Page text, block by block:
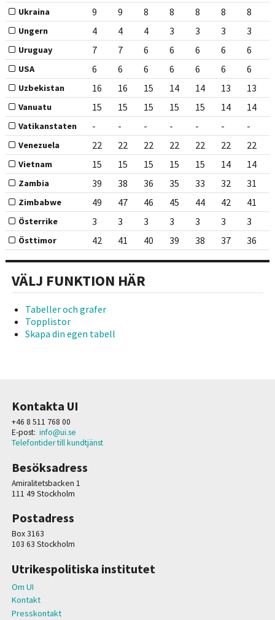
Ukraina 9 9 8 8 8 8 8
Ungern 4 4 4 3 3 3 3
Uruguay 7 7 6 6 6 6 6
USA 6 6 6 6 6 6 6
Uzbekistan 16 16 15 14 14 13 13
Vanuatu 15 15 15 15 15 14 14
Vatikanstaten - - - - - - -
Venezuela 22 22 22 22 22 22 22
Vietnam 15 15 15 15 15 14 14
Zambia 39 38 36 35 33 32 31
Zimbabwe 49 47 46 45 44 42 41
Österrike 3 3 3 3 3 3 3
Östtimor 42 41 40 39 38 37 36
VÄLJ FUNKTION HÄR
Tabeller och grafer
Topplistor
Skapa din egen tabell
Kontakta UI
+46 8 511 768 00
E-post: info@ui.se
Telefontider till kundtjänst
Besöksadress
Amiralitetsbacken 1
111 49 Stockholm
Postadress
Box 3163
103 63 Stockholm
Utrikespolitiska institutet
Om UI
Kontakt
Presskontakt